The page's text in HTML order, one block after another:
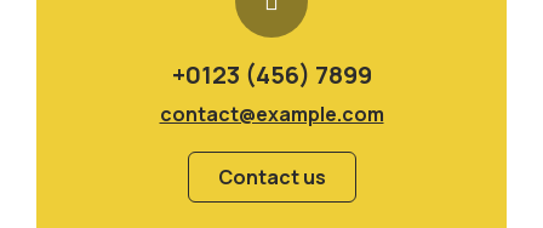
+0123 (456) 7899
contact@example.com
Contact us